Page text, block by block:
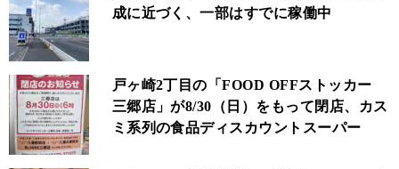
成に近づく、一部はすでに稼働中
戸ヶ崎2丁目の「FOOD OFFストッカー
三郷店」が8/30（日）をもって閉店、カス
ミ系列の食品ディスカウントスーパー